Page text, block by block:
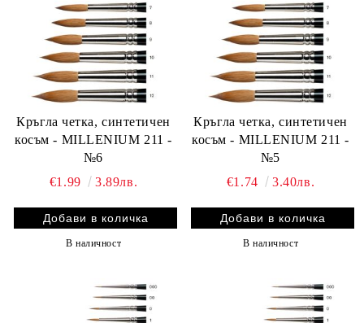
Кръгла четка, синтетичен
косъм - MILLENIUM 211 -
№6
€1.99
3.89лв.
В наличност
Кръгла четка, синтетичен
косъм - MILLENIUM 211 -
№5
€1.74
3.40лв.
В наличност